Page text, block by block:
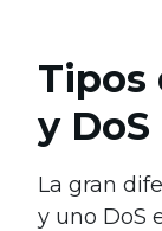
Tipos
y DoS
La gran
y uno DoS